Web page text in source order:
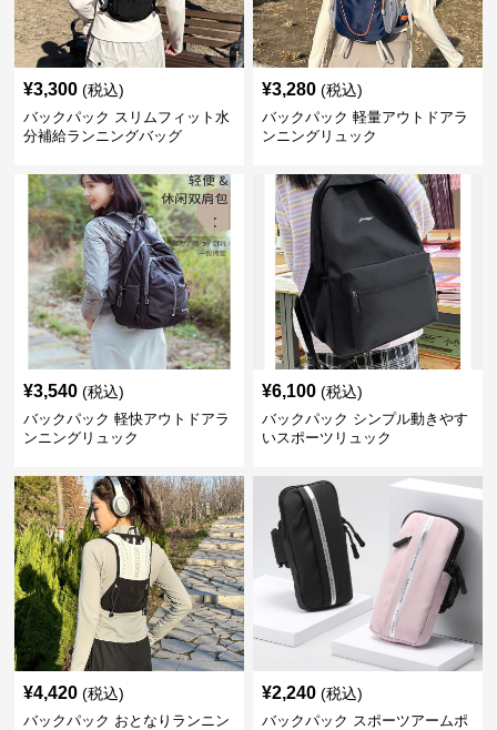
¥3,300 (税込)
バックパック スリムフィット水
分補給ランニングバッグ
¥3,280 (税込)
バックパック 軽量アウトドアラ
ンニングリュック
¥3,540 (税込)
バックパック 軽快アウトドアラ
ンニングリュック
¥6,100 (税込)
バックパック シンプル動きやす
いスポーツリュック
¥4,420 (税込)
バックパック おとなりランニン
¥2,240 (税込)
バックパック スポーツアームポ